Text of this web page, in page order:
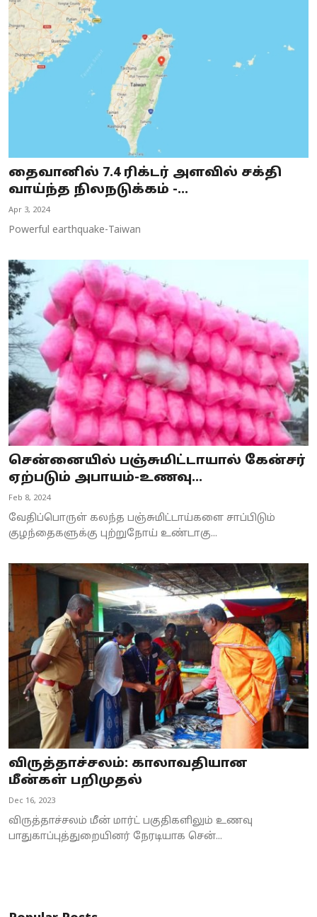
தைவானில் 7.4 ரிக்டர் அளவில் சக்தி
வாய்ந்த நிலநடுக்கம் -...
Apr 3, 2024
Powerful earthquake-Taiwan
சென்னையில் பஞ்சுமிட்டாயால் கேன்சர்
ஏற்படும் அபாயம்-உணவு...
Feb 8, 2024
வேதிப்பொருள் கலந்த பஞ்சுமிட்டாய்களை சாப்பிடும்
குழந்தைகளுக்கு புற்றுநோய் உண்டாகு...
விருத்தாச்சலம்: காலாவதியான
மீன்கள் பறிமுதல்
Dec 16, 2023
விருத்தாச்சலம் மீன் மார்ட் பகுதிகளிலும் உணவு
பாதுகாப்புத்துறையினர் நேரடியாக சென்...